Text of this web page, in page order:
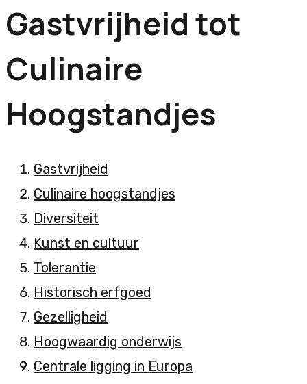
Gastvrijheid tot
Culinaire
Hoogstandjes
Gastvrijheid
Culinaire hoogstandjes
Diversiteit
Kunst en cultuur
Tolerantie
Historisch erfgoed
Gezelligheid
Hoogwaardig onderwijs
Centrale ligging in Europa